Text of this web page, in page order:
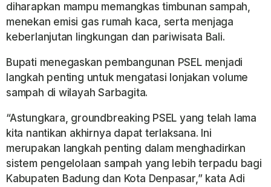
diharapkan mampu memangkas timbunan sampah,
menekan emisi gas rumah kaca, serta menjaga
keberlanjutan lingkungan dan pariwisata Bali.
Bupati menegaskan pembangunan PSEL menjadi
langkah penting untuk mengatasi lonjakan volume
sampah di wilayah Sarbagita.
“Astungkara, groundbreaking PSEL yang telah lama
kita nantikan akhirnya dapat terlaksana. Ini
merupakan langkah penting dalam menghadirkan
sistem pengelolaan sampah yang lebih terpadu bagi
Kabupaten Badung dan Kota Denpasar,” kata Adi